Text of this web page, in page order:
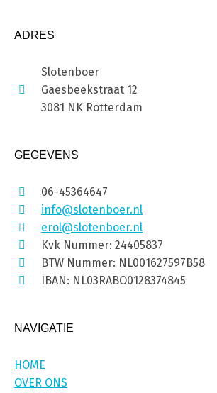
ADRES
Slotenboer
Gaesbeekstraat 12
3081 NK Rotterdam
GEGEVENS
06-45364647
info@slotenboer.nl
erol@slotenboer.nl
Kvk Nummer: 24405837
BTW Nummer: NL001627597B58
IBAN: NL03RABO0128374845
NAVIGATIE
HOME
OVER ONS